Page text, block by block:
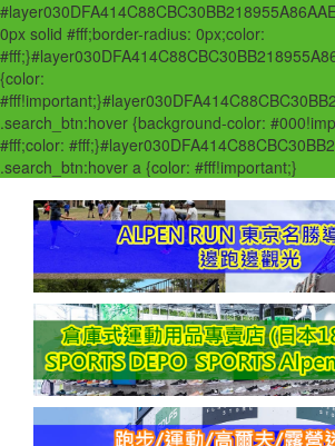
0px solid #fff;border-radius: 0px;color:
{color:
.search_btn:hover {background-color:
#fff;color:
.search_btn:hover a {color: #fff!important;}